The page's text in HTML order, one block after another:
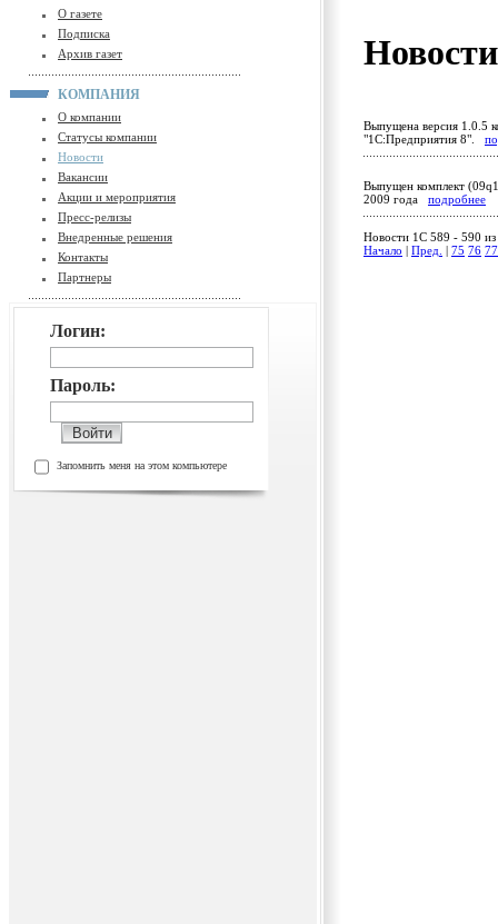
О газете
Подписка
Архив газет
КОМПАНИЯ
О компании
Статусы компании
Новости
Вакансии
Акции и мероприятия
Пресс-релизы
Внедренные решения
Контакты
Партнеры
Логин:
Пароль:
Запомнить меня на этом компьютере
Выпущена версия 1.0.5
"1С:Предприятия 8".
Выпущен комплект
2009 года подробнее
Новости 1C 589 - 590
Начало
Пред. 75 76 77